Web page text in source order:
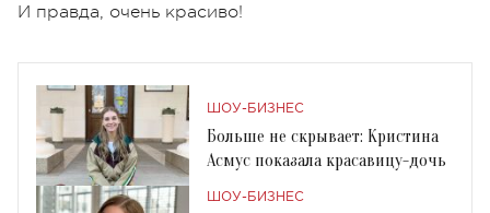
И правда, очень красиво!
ШОУ-БИЗНЕС
Больше не скрывает: Кристина
Асмус показала красавицу-дочь
ШОУ-БИЗНЕС